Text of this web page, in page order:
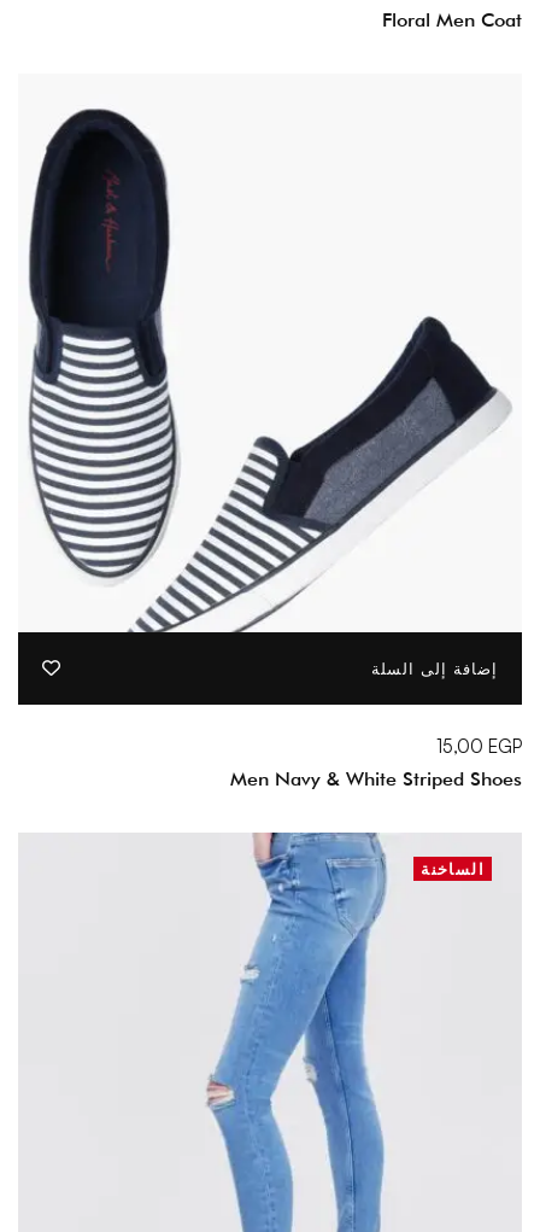
Floral Men Coat
إضافة إلى السلة
15,00 EGP
Men Navy & White Striped Shoes
الساخنة